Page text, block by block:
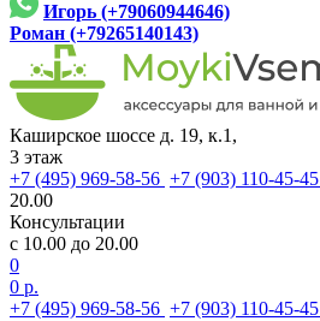
Игорь (+79060944646)
Роман (+79265140143)
Каширское шоссе д. 19, к.1,
3 этаж
+7 (495) 969-58-56 +7 (903) 110-45-45
20.00
Консультации
с 10.00 до 20.00
0
0 р.
+7 (495) 969-58-56 +7 (903) 110-45-45